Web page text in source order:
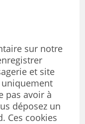
sur notre
et site
uniquement
pas avoir à
déposez un
Ces cookies